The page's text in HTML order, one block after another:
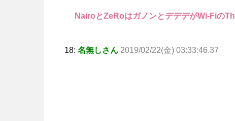
NairoとZeRoはガノンとデデデがWi-Fiの
18: 名無しさん 2019/02/22(金) 03:33:46.37